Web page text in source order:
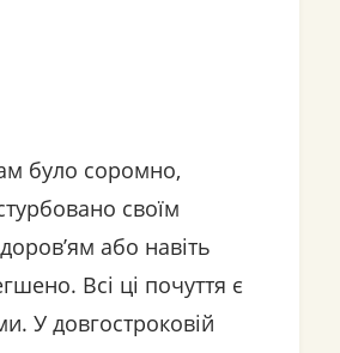
було соромно,
своїм
або навіть
Всі ці почуття є
У довгостроковій